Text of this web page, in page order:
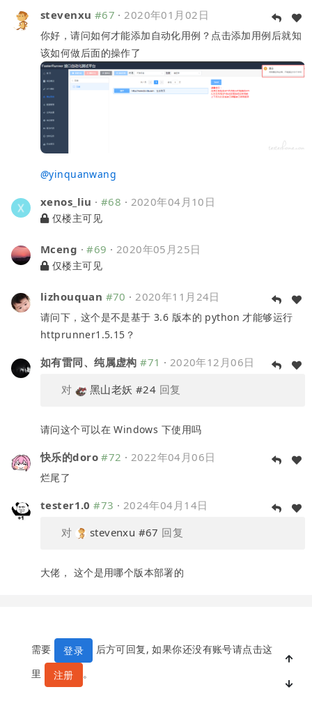
stevenxu #67 ·2020年01月02日
你好，请问如何才能添加自动化用例？点击添加用例后就知
该如何做后面的操作了
@yinquanwang
xenos_liu ·#68 · 2020年04月10日
仅楼主可见
Mceng ·#69 · 2020年05月25日
仅楼主可见
lizhouquan #70 · 2020年11月24日
请问下，这个是不是基于 3.6 版本的 python 才能够运行
httprunner1.5.15？
如有雷同、纯属虚构 #71 · 2020年12月06日
对
黑山老妖 #24 回复
请问这个可以在 Windows 下使用吗
快乐的doro #72 · 2022年04月06日
烂尾了
tester1.0 #73 · 2024年04月14日
对
stevenxu #67 回复
大佬， 这个是用哪个版本部署的
需要 登录
后方可回复, 如果你还没有账号请点击这
里
注册 。